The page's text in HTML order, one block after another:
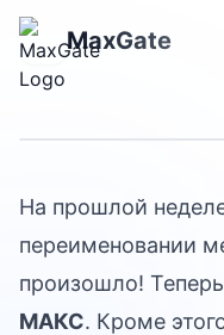
MaxGate
На прошлой
переименовании
произошло! Теперь
МАКС. Кроме